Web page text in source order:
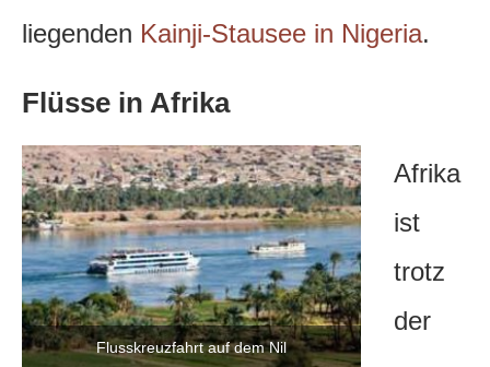
liegenden Kainji-Stausee in Nigeria.
Flüsse in Afrika
Flusskreuzfahrt auf dem Nil
Afrika
ist
trotz
der